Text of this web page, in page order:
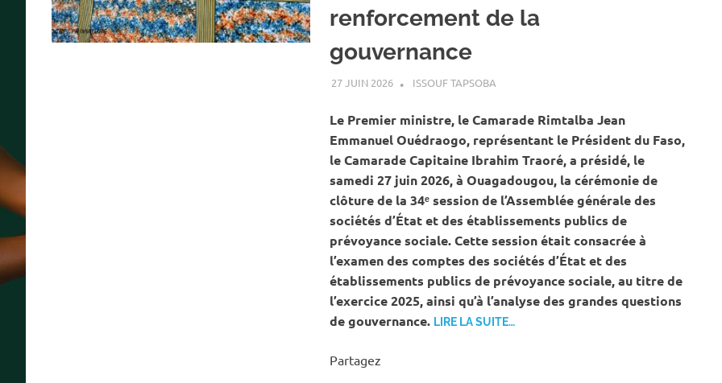
renforcement de la
gouvernance
27 JUIN 2026 ISSOUF TAPSOBA
Le Premier ministre, le Camarade Rimtalba Jean
Emmanuel Ouédraogo, représentant le Président du Faso,
le Camarade Capitaine Ibrahim Traoré, a présidé, le
samedi 27 juin 2026, à Ouagadougou, la cérémonie de
clôture de la 34ᵉ session de l’Assemblée générale des
sociétés d’État et des établissements publics de
prévoyance sociale. Cette session était consacrée à
l’examen des comptes des sociétés d’État et des
établissements publics de prévoyance sociale, au titre de
l’exercice 2025, ainsi qu’à l’analyse des grandes questions
de gouvernance. LIRE LA SUITE…
Partagez